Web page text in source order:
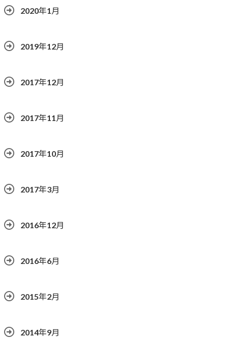
2020年1月
2019年12月
2017年12月
2017年11月
2017年10月
2017年3月
2016年12月
2016年6月
2015年2月
2014年9月